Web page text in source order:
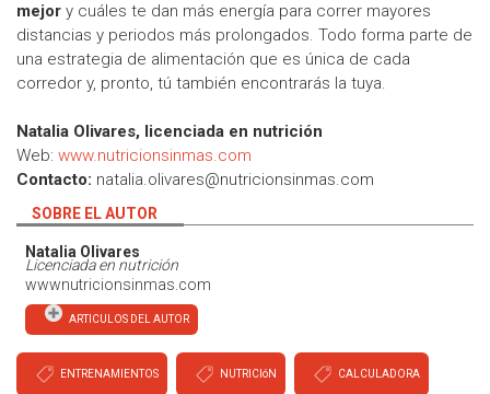
mejor y cuáles te dan más energía para correr mayores
distancias y periodos más prolongados. Todo forma parte de
una estrategia de alimentación que es única de cada
corredor y, pronto, tú también encontrarás la tuya.
Natalia Olivares, licenciada en nutrición
Web: www.nutricionsinmas.com
Contacto: natalia.olivares@nutricionsinmas.com
SOBRE EL AUTOR
Natalia Olivares
Licenciada en nutrición
wwwnutricionsinmas.com
ARTICULOS DEL AUTOR
ENTRENAMIENTOS NUTRICIóN CALCULADORA